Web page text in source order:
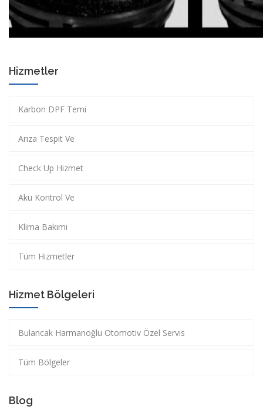
Hizmetler
Karbon DPF Temi
Arıza Tespit Ve
Check Up Hizmet
Akü Kontrol Ve
Klima Bakımı
Tüm Hizmetler
Hizmet Bölgeleri
Bulancak Harmanoğlu Otomotiv Özel Servis
Tüm Bölgeler
Blog